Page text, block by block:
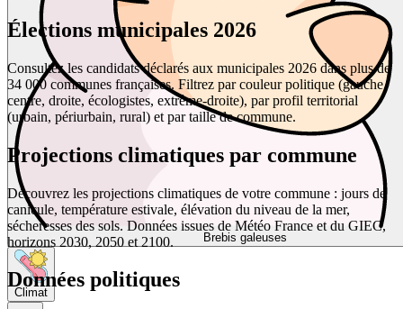
Brebis galeuses
Climat
Élections municipales 2026
Consultez les candidats déclarés aux municipales 2026 dans plus de
34 000 communes françaises. Filtrez par couleur politique (gauche,
centre, droite, écologistes, extrême-droite), par profil territorial
(urbain, périurbain, rural) et par taille de commune.
Projections climatiques par commune
Découvrez les projections climatiques de votre commune : jours de
canicule, température estivale, élévation du niveau de la mer,
sécheresses des sols. Données issues de Météo France et du GIEC,
horizons 2030, 2050 et 2100.
Données politiques